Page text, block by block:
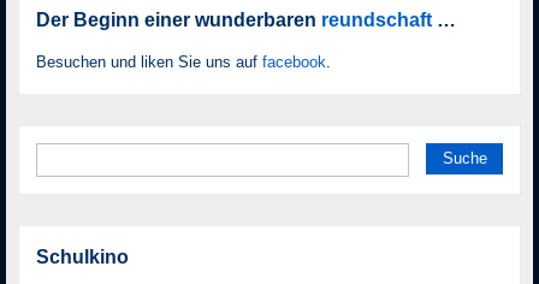
Der Beginn einer wunderbaren reundschaft …
Besuchen und liken Sie uns auf facebook
Schulkino